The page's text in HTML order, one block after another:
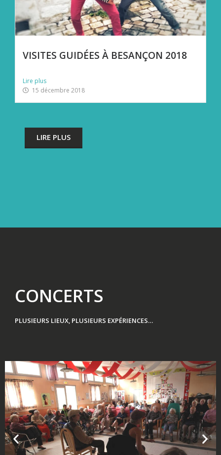
VISITES GUIDÉES À BESANÇON 2018
Lire plus
15 décembre 2018
LIRE PLUS
CONCERTS
PLUSIEURS LIEUX, PLUSIEURS EXPÉRIENCES…